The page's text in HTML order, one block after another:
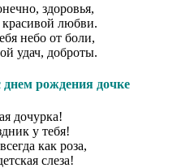
здоровья,
любви.
небо от боли,
удач, доброты.
днем рождения дочке
дочурка!
у тебя!
как роза,
слеза!